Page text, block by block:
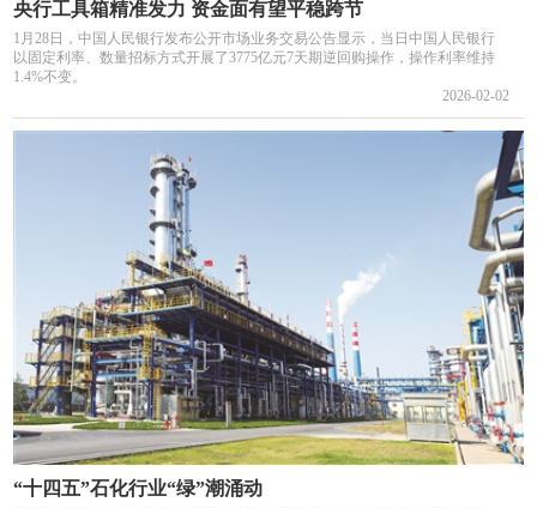
央行工具箱精准发力 资金面有望平稳跨节
1月28日，中国人民银行发布公开市场业务交易公告显示，当日中国人民银行
以固定利率、数量招标方式开展了3775亿元7天期逆回购操作，操作利率维持
1.4%不变。
2026-02-02
“十四五”石化行业“绿”潮涌动